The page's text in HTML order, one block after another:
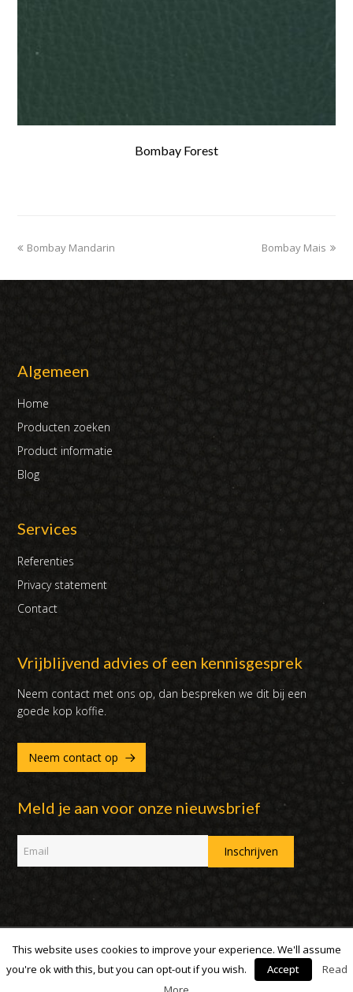
Bombay Forest
previous
Bombay Mandarin
next
Bombay Mais
Algemeen
Home
Producten zoeken
Product informatie
Blog
Services
Referenties
Privacy statement
Contact
Vrijblijvend advies of een kennisgesprek
Neem contact met ons op, dan bespreken we dit bij een
goede kop koffie.
Neem contact op
Meld je aan voor onze nieuwsbrief
Copyright 2007 - 2019 | DUX International B.V. | Alle rechten
voorbehouden
This website uses cookies to improve your experience. We'll assume
you're ok with this, but you can opt-out if you wish.
Accept
Read